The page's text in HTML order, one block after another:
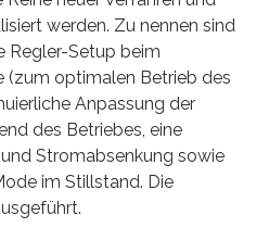
werden. Zu nennen sind
Regler-Setup beim
(zum optimalen Betrieb des
Anpassung der
des Betriebes, eine
Stromabsenkung sowie
im Stillstand. Die